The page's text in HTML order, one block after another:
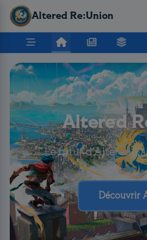
Altered Re:Union
Altered
Le futur d’Altered
Découvrir